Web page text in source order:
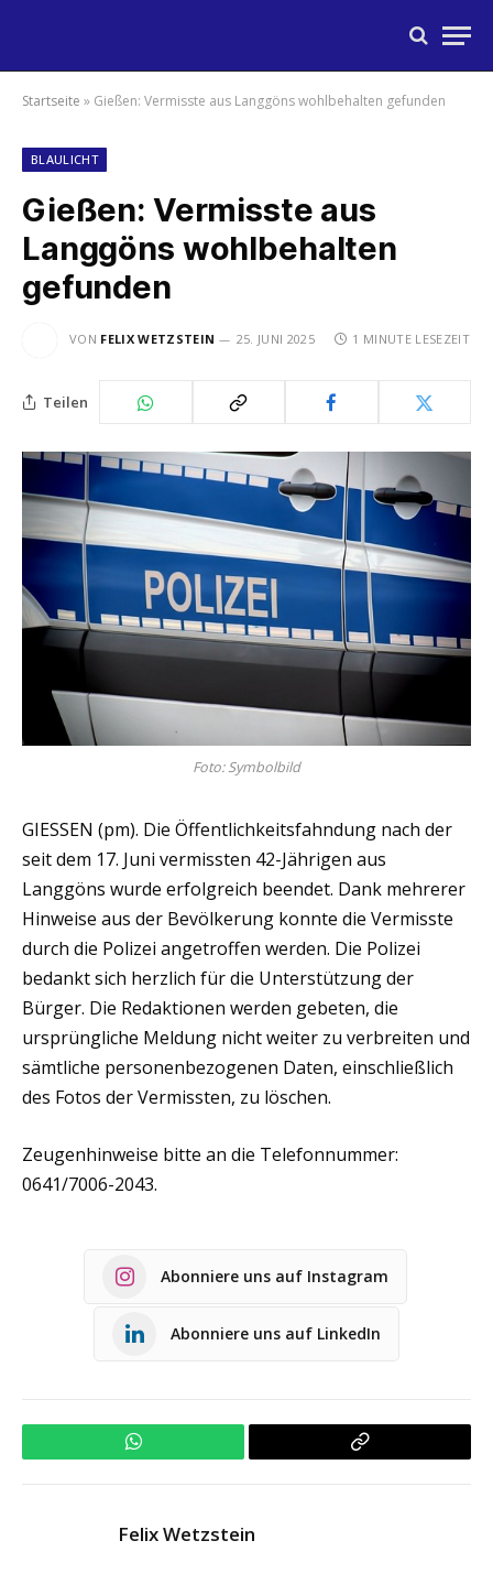
Startseite » Gießen: Vermisste aus Langgöns wohlbehalten gefunden
BLAULICHT
Gießen: Vermisste aus
Langgöns wohlbehalten
gefunden
VON FELIX WETZSTEIN 25. JUNI 2025 1 MINUTE LESEZEIT
Teilen
Foto: Symbolbild
GIESSEN (pm). Die Öffentlichkeitsfahndung nach der
seit dem 17. Juni vermissten 42-Jährigen aus
Langgöns wurde erfolgreich beendet. Dank mehrerer
Hinweise aus der Bevölkerung konnte die Vermisste
durch die Polizei angetroffen werden. Die Polizei
bedankt sich herzlich für die Unterstützung der
Bürger. Die Redaktionen werden gebeten, die
ursprüngliche Meldung nicht weiter zu verbreiten und
sämtliche personenbezogenen Daten, einschließlich
des Fotos der Vermissten, zu löschen.
Zeugenhinweise bitte an die Telefonnummer:
0641/7006-2043.
Abonniere uns auf Instagram
Abonniere uns auf LinkedIn
WhatsApp
Copy
Felix Wetzstein